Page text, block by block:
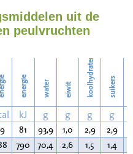
21
24
uit de
peulvruchten
energie water eiwit koolhydraten suikers
kJ g g g g
81 93,9 1,0 2,9 2,9
790 70,4 2,6 1,5 1,4